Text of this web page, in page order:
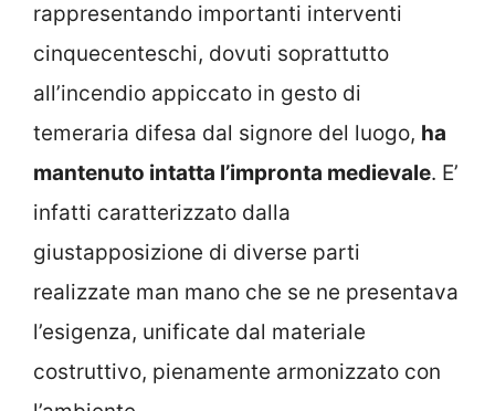
rappresentando importanti interventi
cinquecenteschi, dovuti soprattutto
all’incendio appiccato in gesto di
temeraria difesa dal signore del luogo, ha
mantenuto intatta l’impronta medievale. E’
infatti caratterizzato dalla
giustapposizione di diverse parti
realizzate man mano che se ne presentava
l’esigenza, unificate dal materiale
costruttivo, pienamente armonizzato con